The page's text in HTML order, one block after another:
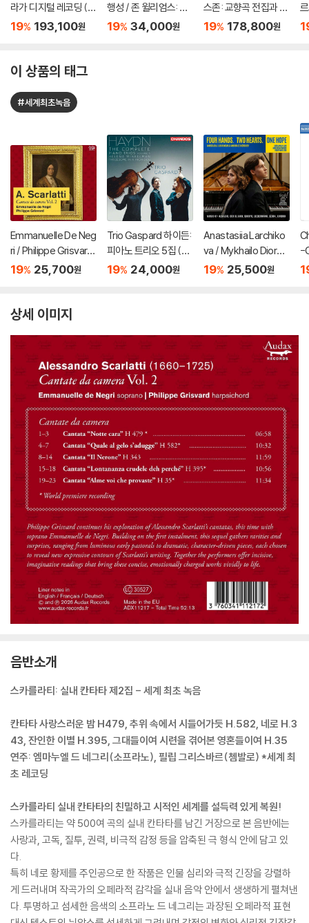
라가 디지털 레코딩 (1
996~2010) (The Co
D]
19% 193,100원
행성 / 존 윌리엄스: 스
타워즈 모음곡 (Gusta
19% 34,000원
스존: 교향곡 전집과 오
라토리오 (Mendelss
19% 178,800원
이 상품의 태그
#세계최초녹음
Emmanuelle De Neg
ri / Philippe Grisvard
스카를라티: 실내 칸타
ol. 2)
19% 25,700원
Trio Gaspard 하이든:
피아노 트리오 5집 (Ha
ydn: The Complete
19% 24,000원
Anastasiia Larchiko
va / Mykhailo Diordii
ev 피아노 2중주 연주
19% 25,500원
-
상세 이미지
음반소개
스카를라티: 실내 칸타타 제2집 - 세계 최초 녹음
칸타타 사랑스러운 밤 H479, 추위 속에서 시들어가듯 H.582, 네로 H.3
43, 잔인한 이별 H.395, 그대들이여 시련을 겪어본 영혼들이여 H.35
연주: 엠마누엘 드 네그리(소프라노), 필립 그리스바르(쳄발로) *세계 최
초 레코딩
스카를라티 실내 칸타타의 친밀하고 시적인 세계를 설득력 있게 복원!
스카를라티는 약 500여 곡의 실내 칸타타를 남긴 거장으로 본 음반에는
사랑과, 고독, 질투, 권력, 비극적 감정 등을 압축된 극 형식 안에 담고 있
다.
특히 네로 황제를 주인공으로 한 작품은 인물 심리와 극적 긴장을 강렬하
게 드러내며 작곡가의 오페라적 감각을 실내 음악 안에서 생생하게 펼쳐낸
다. 투명하고 섬세한 음색의 소프라노 드 네그리는 과장된 오페라적 표현